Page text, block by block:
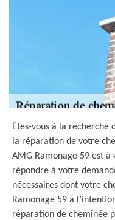
Êtes-vous à la recherche
la réparation de votre
AMG Ramonage 59 est
répondre à votre
nécessaires dont votre
Ramonage 59 a
réparation de cheminée